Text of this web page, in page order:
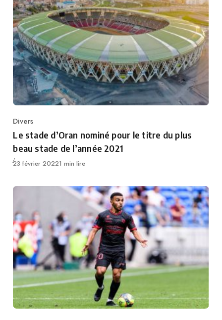
Category
Divers
Le stade d’Oran nominé pour le titre du plus
beau stade de l’année 2021
Publié
23 février 20221 min lire